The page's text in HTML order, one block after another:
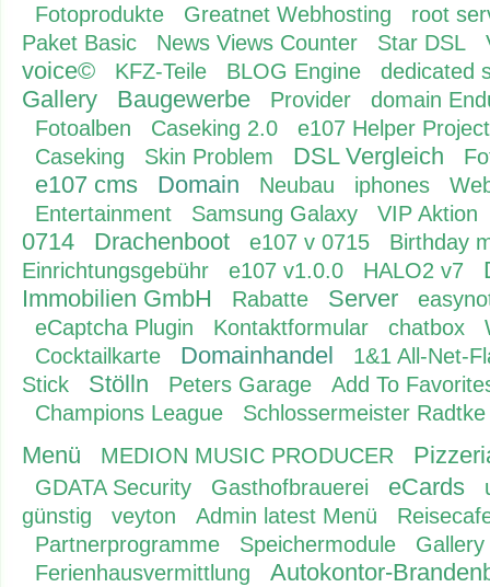
Fotoprodukte Greatnet Webhosting
root
Paket Basic
News Views Counter Star DSL
voice© KFZ-Teile BLOG Engine dedicated
Gallery Baugewerbe Provider
domain
Fotoalben
Caseking 2.0
e107 Helper Project
Caseking
Skin Problem DSL Vergleich
e107 cms Domain Neubau iphones
Entertainment
Samsung Galaxy VIP Aktion
0714 Drachenboot e107 v 0715
Birthday
Einrichtungsgebühr
e107 v1.0.0 HALO2 v7
Immobilien GmbH
Rabatte Server
eCaptcha Plugin
Kontaktformular chatbox
Cocktailkarte
Domainhandel
1&1 All-Net-
Stick
Stölln Peters Garage
Add To
Champions League
Schlossermeister Radtke
Menü MEDION MUSIC PRODUCER
GDATA Security Gasthofbrauerei eCards
günstig
veyton Admin latest Menü
Partnerprogramme
Speichermodule
Gallery
Ferienhausvermittlung
Autokontor-